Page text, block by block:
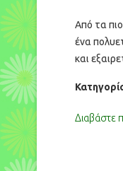
Από τα πιο
ένα
και
Διαβάστε